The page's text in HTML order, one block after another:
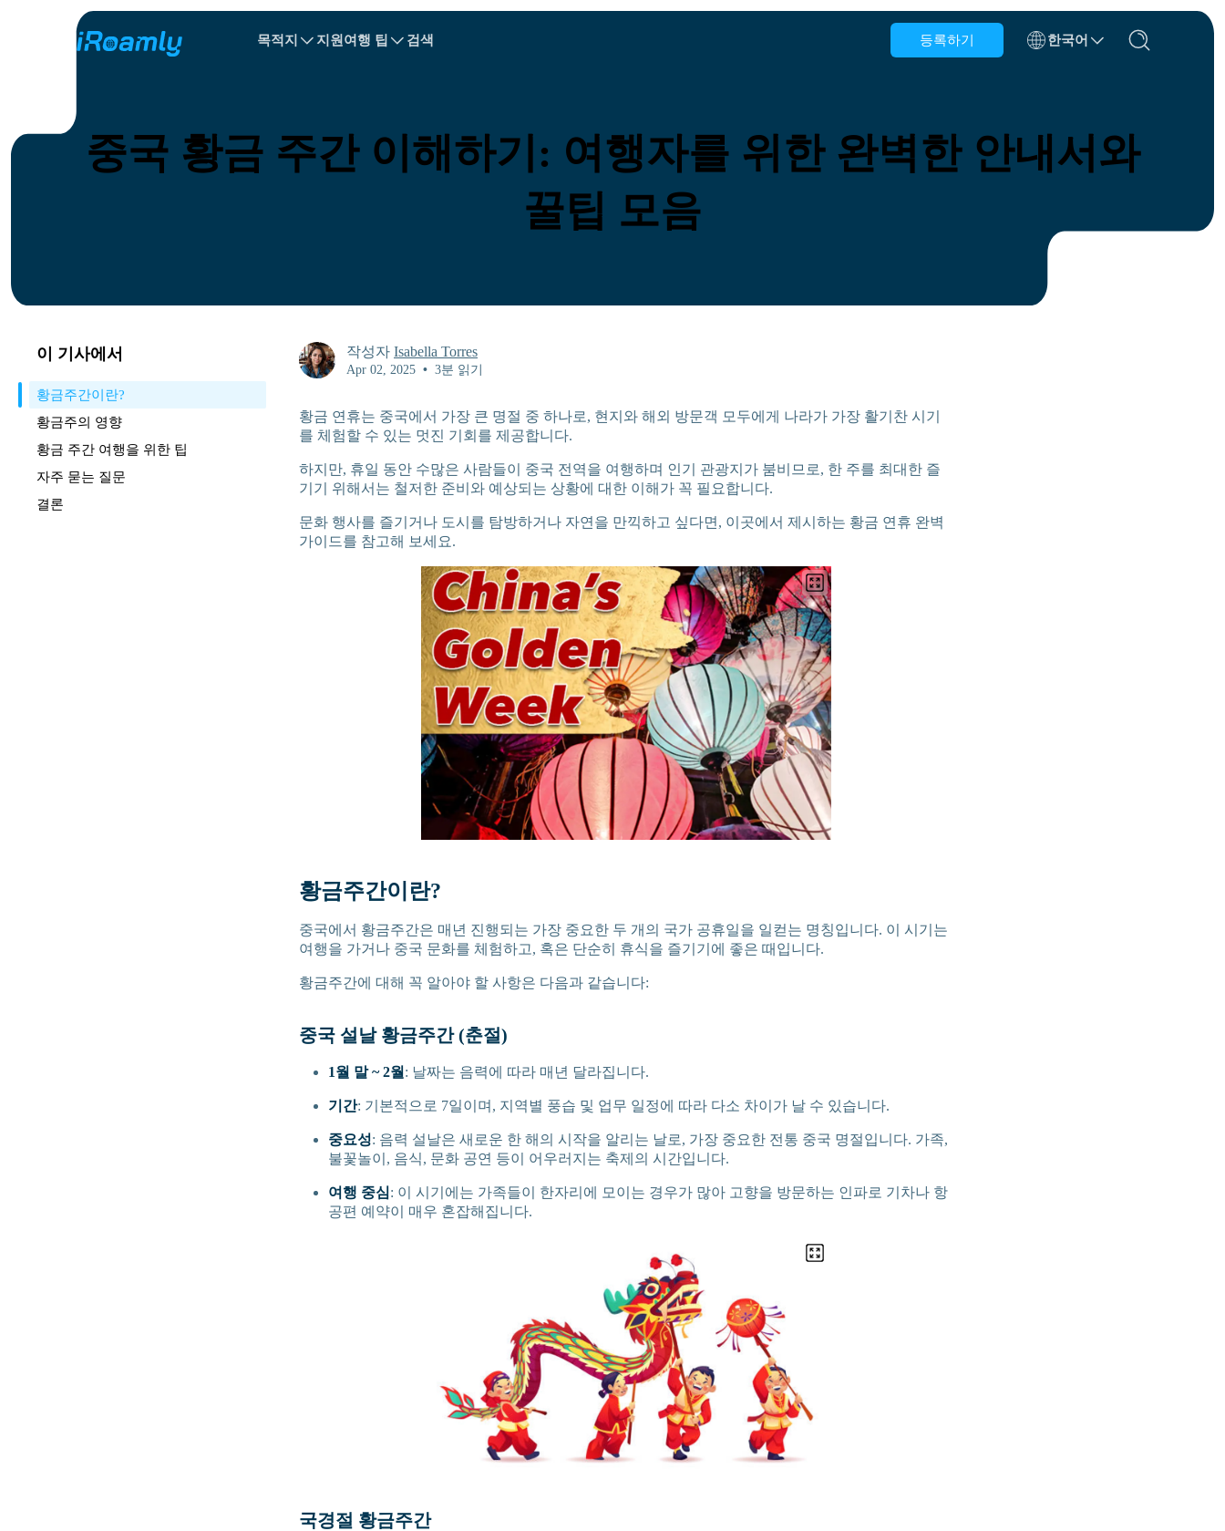
목적지 지원여행 팁 검색 등록하기 한국어
지역 eSIM
불가리아 캄보디아 캐나다 칠레 중국
크로아티아 키프로스
에콰도르 이집트
중국 황금 주간 이해하기: 여행자를 위한 완벽한 안내서와
꿀팁 모음
이 기사에서
황금주간이란?
황금주의 영향
황금 주간 여행을 위한 팁
자주 묻는 질문
결론
작성자 Isabella Torres
Apr 02, 2025 • 3분 읽기
황금 연휴는 중국에서 가장 큰 명절 중 하나로, 현지와 해외 방문객 모두에게 나라가 가장 활기찬 시기
를 체험할 수 있는 멋진 기회를 제공합니다.
하지만, 휴일 동안 수많은 사람들이 중국 전역을 여행하며 인기 관광지가 붐비므로, 한 주를 최대한 즐
기기 위해서는 철저한 준비와 예상되는 상황에 대한 이해가 꼭 필요합니다.
문화 행사를 즐기거나 도시를 탐방하거나 자연을 만끽하고 싶다면, 이곳에서 제시하는 황금 연휴 완벽
가이드를 참고해 보세요.
황금주간이란?
중국에서 황금주간은 매년 진행되는 가장 중요한 두 개의 국가 공휴일을 일컫는 명칭입니다. 이 시기는
여행을 가거나 중국 문화를 체험하고, 혹은 단순히 휴식을 즐기기에 좋은 때입니다.
황금주간에 대해 꼭 알아야 할 사항은 다음과 같습니다:
중국 설날 황금주간 (춘절)
1월 말 ~ 2월 : 날짜는 음력에 따라 매년 달라집니다.
기간: 기본적으로 7일이며, 지역별 풍습 및 업무 일정에 따라 다소 차이가 날 수 있습니다.
중요성: 음력 설날은 새로운 한 해의 시작을 알리는 날로, 가장 중요한 전통 중국 명절입니다. 가족,
불꽃놀이, 음식, 문화 공연 등이 어우러지는 축제의 시간입니다.
여행 중심: 이 시기에는 가족들이 한자리에 모이는 경우가 많아 고향을 방문하는 인파로 기차나 항
공편 예약이 매우 혼잡해집니다.
국경절 황금주간